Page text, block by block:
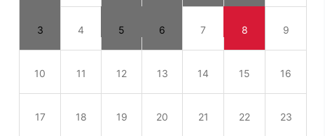
3 4 5 6 7 8 9
10 11 12 13 14 15 16
17 18 19 20 21 22 23